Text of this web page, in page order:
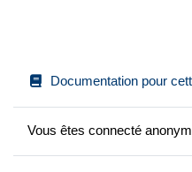
Documentation pour
Vous êtes connecté